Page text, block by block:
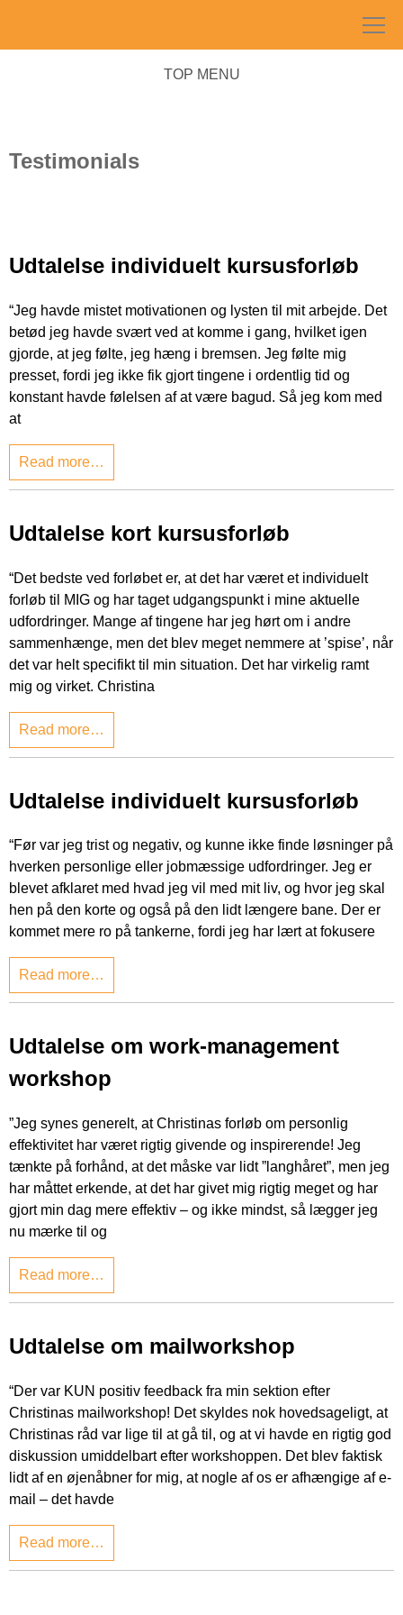
TOP MENU
Testimonials
Udtalelse individuelt kursusforløb
“Jeg havde mistet motivationen og lysten til mit arbejde. Det
betød jeg havde svært ved at komme i gang, hvilket igen
gjorde, at jeg følte, jeg hæng i bremsen. Jeg følte mig
presset, fordi jeg ikke fik gjort tingene i ordentlig tid og
konstant havde følelsen af at være bagud. Så jeg kom med
at
Read more…
Udtalelse kort kursusforløb
“Det bedste ved forløbet er, at det har været et individuelt
forløb til MIG og har taget udgangspunkt i mine aktuelle
udfordringer. Mange af tingene har jeg hørt om i andre
sammenhænge, men det blev meget nemmere at ’spise’, når
det var helt specifikt til min situation. Det har virkelig ramt
mig og virket. Christina
Read more…
Udtalelse individuelt kursusforløb
“Før var jeg trist og negativ, og kunne ikke finde løsninger på
hverken personlige eller jobmæssige udfordringer. Jeg er
blevet afklaret med hvad jeg vil med mit liv, og hvor jeg skal
hen på den korte og også på den lidt længere bane. Der er
kommet mere ro på tankerne, fordi jeg har lært at fokusere
Read more…
Udtalelse om work-management
workshop
”Jeg synes generelt, at Christinas forløb om personlig
effektivitet har været rigtig givende og inspirerende! Jeg
tænkte på forhånd, at det måske var lidt ”langhåret”, men jeg
har måttet erkende, at det har givet mig rigtig meget og har
gjort min dag mere effektiv – og ikke mindst, så lægger jeg
nu mærke til og
Read more…
Udtalelse om mailworkshop
“Der var KUN positiv feedback fra min sektion efter
Christinas mailworkshop! Det skyldes nok hovedsageligt, at
Christinas råd var lige til at gå til, og at vi havde en rigtig god
diskussion umiddelbart efter workshoppen. Det blev faktisk
lidt af en øjenåbner for mig, at nogle af os er afhængige af e-
mail – det havde
Read more…